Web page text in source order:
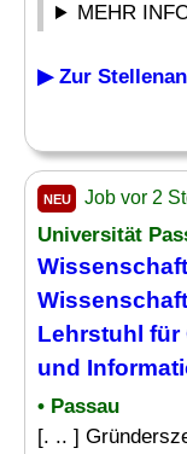
MEHR
▶ Zur
NEU Job vor 2
Universität
Lehrstuhl für
und
• Passau
[. .. ]